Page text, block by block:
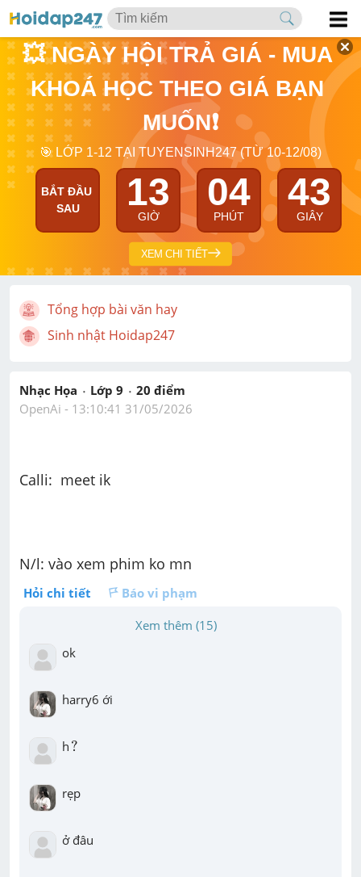
💥 NGÀY HỘI TRẢ GIÁ - MUA
KHOÁ HỌC THEO GIÁ BẠN
MUỐN❗
🎯 LỚP 1-12 TẠI TUYENSINH247 (TỪ 10-12/08)
BẮT ĐẦU
SAU
13
GIỜ
04
PHÚT
43
GIÂY
XEM CHI TIẾT
Tổng hợp bài văn hay
Sinh nhật Hoidap247
Nhạc Họa Lớp 9 20 điểm
OpenAi - 13:10:41 31/05/2026
Calli:  meet ik
N/l: vào xem phim ko mn
Hỏi chi tiết
Báo vi phạm
Xem thêm (15)
ok
harry6 ới
h ?
?
rẹp
ở đâu